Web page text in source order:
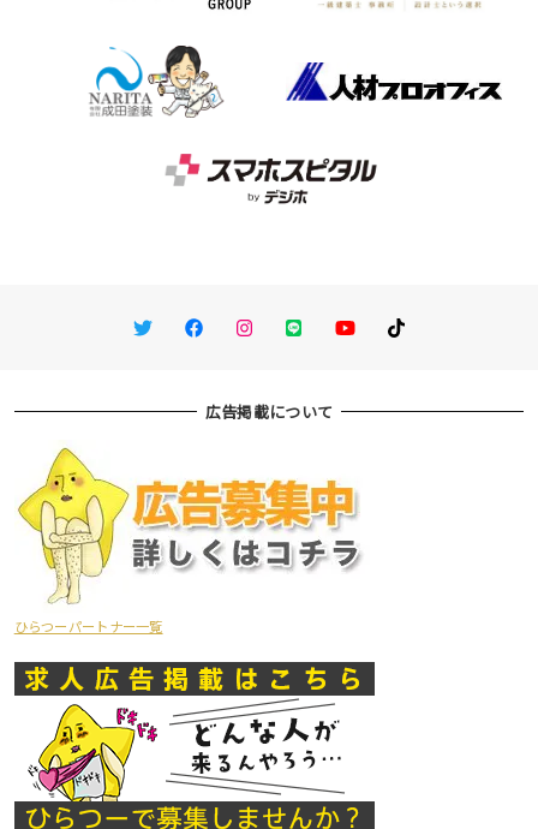
TwitterFacebookInstagram
LINE You TubeTikTok
広告掲載について
ひらつーパートナー一覧